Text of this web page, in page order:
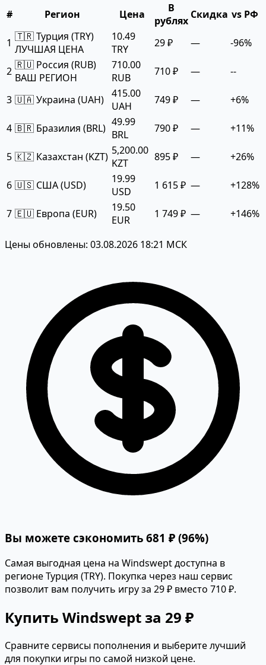
#
Регион Цена
В
рублях Скидка vs РФ
1 🇹🇷 Турция (TRY)
ЛУЧШАЯ ЦЕНА
10.49
TRY
29 ₽ — -96%
2 🇷🇺 Россия (RUB)
ВАШ РЕГИОН
710.00
RUB
710 ₽ — --
3 🇺🇦 Украина (UAH) 415.00
UAH
749 ₽ — +6%
4 🇧🇷 Бразилия (BRL) 49.99
BRL
790 ₽ — +11%
5 🇰🇿 Казахстан (KZT) 5,200.00
KZT
895 ₽ — +26%
6 🇺🇸 США (USD)
19.99
USD
1 615 ₽ — +128%
7 🇪🇺 Европа (EUR)
19.50
EUR
1 749 ₽ — +146%
Цены обновлены: 03.08.2026 18:21 МСК
Вы можете сэкономить 681 ₽ (96%)
Самая выгодная цена на Windswept доступна в
регионе Турция (TRY). Покупка через наш сервис
позволит вам получить игру за 29 ₽ вместо 710 ₽.
Купить Windswept за 29 ₽
Сравните сервисы пополнения и выберите лучший
для покупки игры по самой низкой цене.